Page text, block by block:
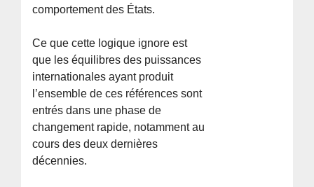
comportement des États.
Ce que cette logique ignore est
que les équilibres des puissances
internationales ayant produit
l’ensemble de ces références sont
entrés dans une phase de
changement rapide, notamment au
cours des deux dernières
décennies.